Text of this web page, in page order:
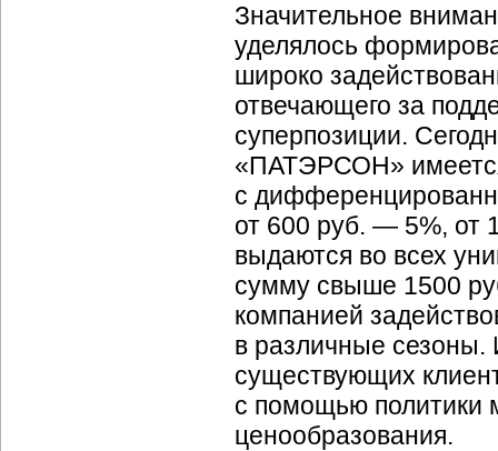
Значительное
уделялось
широко
отвечающего за
суперпозиции.
«ПАТЭРСОН»
с
от 600 руб. — 5%, от
выдаются во всех
сумму свыше 1500
компанией
в различные
существующих
с помощью политики
ценообразования.